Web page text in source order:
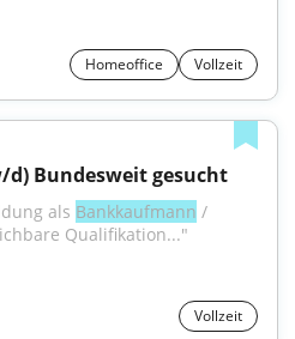
Homeoffice Vollzeit
d) Bundesweit gesucht
als Bankkaufmann /
Qualifikation..."
Vollzeit